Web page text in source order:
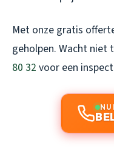
Met onze gratis
geholpen. Wacht niet
80 32 voor een
NU